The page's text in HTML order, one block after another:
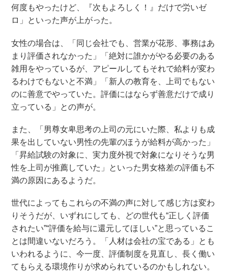
何度もやったけど、『次もよろしく！』だけで労いゼ
ロ」といった声が上がった。
女性の場合は、「同じ会社でも、営業が花形、事務はあ
まり評価されなかった」「絶対に誰かがやる必要のある
雑用をやっているが、アピールしてもそれで給料が変わ
るわけでもないと不満」「新人の教育を、上司でもない
のに善意でやっていた。評価にはならず善意だけで成り
立っている」との声が。
また、「男尊女卑思考の上司の元にいた際、私よりも成
果を出していない男性の先輩のほうが給料が高かった」
「昇給試験の対象に、実力度外視で対象になりそうな男
性を上司が推薦していた」といった男女格差の評価も不
満の原因にあるようだ。
世代によってもこれらの不満の声に対して感じ方は変わ
りそうだが、いずれにしても、どの世代も“正しく評価
されたい”“評価を給与に還元してほしい”と思っているこ
とは間違いないだろう。「人材は会社の宝である」とも
いわれるように、今一度、評価制度を見直し、長く働い
てもらえる環境作りが求められているのかもしれない。